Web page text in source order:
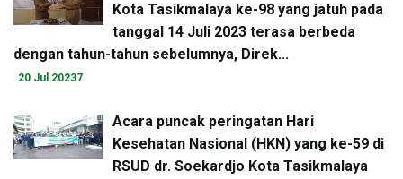
Kota Tasikmalaya ke-98 yang jatuh pada
tanggal 14 Juli 2023 terasa berbeda
dengan tahun-tahun sebelumnya, Direk...
20 Jul 20237
Acara puncak peringatan Hari
Kesehatan Nasional (HKN) yang ke-59 di
RSUD dr. Soekardjo Kota Tasikmalaya